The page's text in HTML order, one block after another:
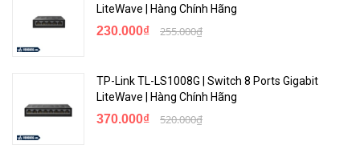
S105 có thiết kế đẹp và nhỏ gọn sẽ không làm mất nhiều diện tích
Thiết kế đẹp, có thể đặt ở bất cứ chỗ nào. Không chỉ dành riêng cho
mục đích WiFi, S105 còn là một đồ vật trang trí trong nhà.
LiteWave | Hàng Chính Hãng
230.000₫ 255.000₫
TP-Link TL-LS1008G | Switch 8 Ports Gigabit
LiteWave | Hàng Chính Hãng
370.000₫ 520.000₫